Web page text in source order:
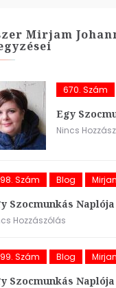
Mirjam
670. Szám
Egy
Nincs
Szám Blog
Szocmunkás Naplója
Hozzászólás
Szám Blog
Szocmunkás Naplója